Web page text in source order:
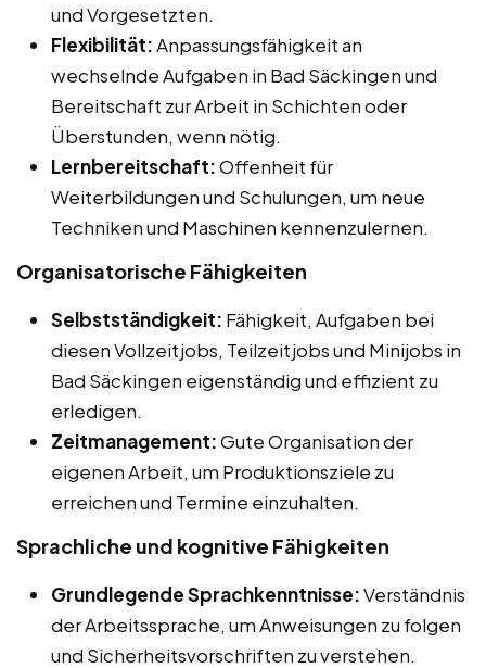
und Vorgesetzten.
Flexibilität:Anpassungsfähigkeit an
wechselnde Aufgaben in Bad Säckingen und
Bereitschaft zur Arbeit in Schichten oder
Überstunden, wenn nötig.
Lernbereitschaft:Offenheit für
Weiterbildungen und Schulungen, um neue
Techniken und Maschinen kennenzulernen.
Organisatorische Fähigkeiten
Selbstständigkeit: Fähigkeit, Aufgaben bei
diesen Vollzeitjobs, Teilzeitjobs und Minijobs in
Bad Säckingen eigenständig und effizient zu
erledigen.
Zeitmanagement:Gute Organisation der
eigenen Arbeit, um Produktionsziele zu
erreichen und Termine einzuhalten.
Sprachliche und kognitive Fähigkeiten
Grundlegende Sprachkenntnisse:Verständnis
der Arbeitssprache, um Anweisungen zu folgen
und Sicherheitsvorschriften zu verstehen.